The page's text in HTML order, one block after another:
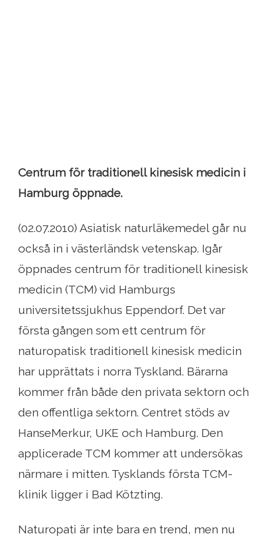
Centrum för traditionell kinesisk medicin i
Hamburg öppnade.
(02.07.2010) Asiatisk naturläkemedel går nu
också in i västerländsk vetenskap. Igår
öppnades centrum för traditionell kinesisk
medicin (TCM) vid Hamburgs
universitetssjukhus Eppendorf. Det var
första gången som ett centrum för
naturopatisk traditionell kinesisk medicin
har upprättats i norra Tyskland. Bärarna
kommer från både den privata sektorn och
den offentliga sektorn. Centret stöds av
HanseMerkur, UKE och Hamburg. Den
applicerade TCM kommer att undersökas
närmare i mitten. Tysklands första TCM-
klinik ligger i Bad Kötzting.
Naturopati är inte bara en trend, men nu